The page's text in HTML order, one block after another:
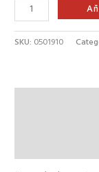
SKU: 0501910